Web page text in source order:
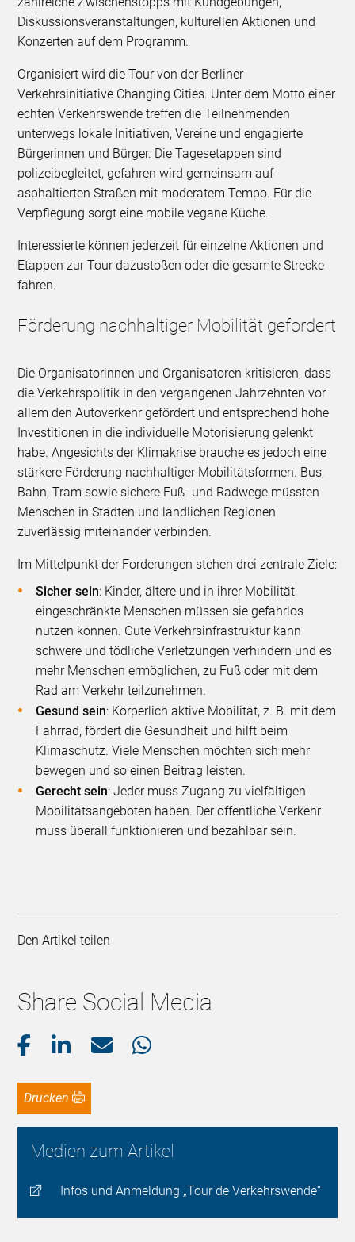
Diskussionsveranstaltungen, kulturellen Aktionen und
Konzerten auf dem Programm.
Organisiert wird die Tour von der Berliner
Verkehrsinitiative Changing Cities. Unter dem Motto einer
echten Verkehrswende treffen die Teilnehmenden
unterwegs lokale Initiativen, Vereine und engagierte
Bürgerinnen und Bürger. Die Tagesetappen sind
polizeibegleitet, gefahren wird gemeinsam auf
asphaltierten Straßen mit moderatem Tempo. Für die
Verpflegung sorgt eine mobile vegane Küche.
Interessierte können jederzeit für einzelne Aktionen und
Etappen zur Tour dazustoßen oder die gesamte Strecke
fahren.
Förderung nachhaltiger Mobilität gefordert
Die Organisatorinnen und Organisatoren kritisieren, dass
die Verkehrspolitik in den vergangenen Jahrzehnten vor
allem den Autoverkehr gefördert und entsprechend hohe
Investitionen in die individuelle Motorisierung gelenkt
habe. Angesichts der Klimakrise brauche es jedoch eine
stärkere Förderung nachhaltiger Mobilitätsformen. Bus,
Bahn, Tram sowie sichere Fuß- und Radwege müssten
Menschen in Städten und ländlichen Regionen
zuverlässig miteinander verbinden.
Im Mittelpunkt der Forderungen stehen drei zentrale Ziele:
Sicher sein: Kinder, ältere und in ihrer Mobilität
eingeschränkte Menschen müssen sie gefahrlos
nutzen können. Gute Verkehrsinfrastruktur kann
schwere und tödliche Verletzungen verhindern und es
mehr Menschen ermöglichen, zu Fuß oder mit dem
Rad am Verkehr teilzunehmen.
Gesund sein: Körperlich aktive Mobilität, z. B. mit dem
Fahrrad, fördert die Gesundheit und hilft beim
Klimaschutz. Viele Menschen möchten sich mehr
bewegen und so einen Beitrag leisten.
Gerecht sein: Jeder muss Zugang zu vielfältigen
Mobilitätsangeboten haben. Der öffentliche Verkehr
muss überall funktionieren und bezahlbar sein.
Den Artikel teilen
Share Social Media
Drucken
Medien zum Artikel
Infos und Anmeldung „Tour de Verkehrswende“